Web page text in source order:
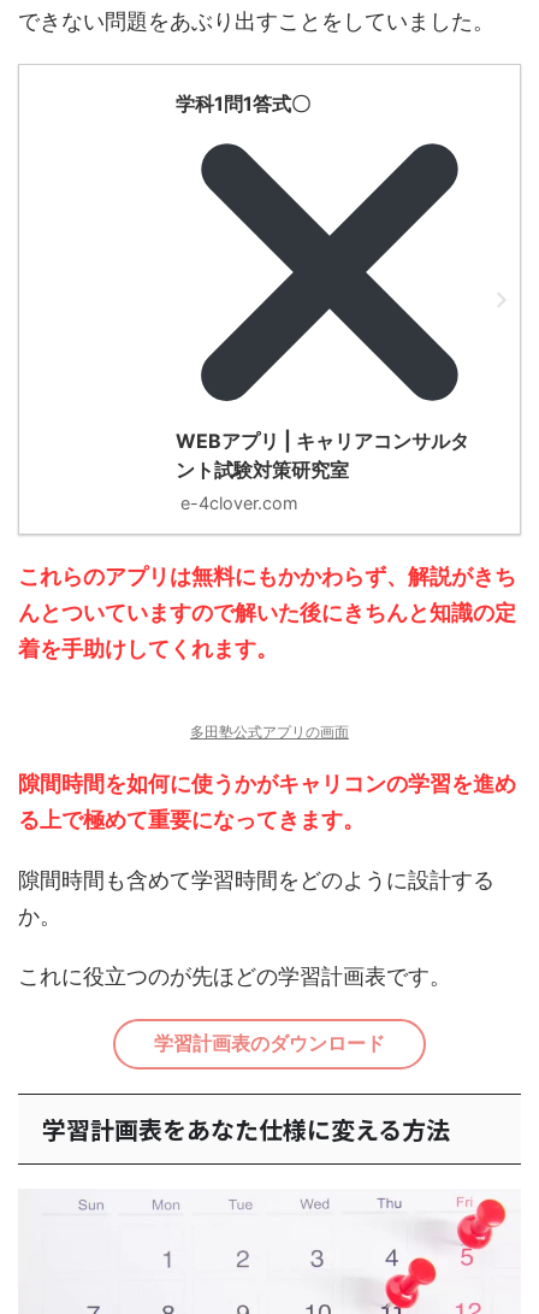
できない問題をあぶり出すことをしていました。
学科1問1答式〇
WEBアプリ | キャリアコンサルタ
ント試験対策研究室
e-4clover.com
これらのアプリは無料にもかかわらず、解説がきち
んとついていますので解いた後にきちんと知識の定
着を手助けしてくれます。
多田塾公式アプリの画面
隙間時間を如何に使うかがキャリコンの学習を進め
る上で極めて重要になってきます。
隙間時間も含めて学習時間をどのように設計する
か。
これに役立つのが先ほどの学習計画表です。
学習計画表のダウンロード
学習計画表をあなた仕様に変える方法